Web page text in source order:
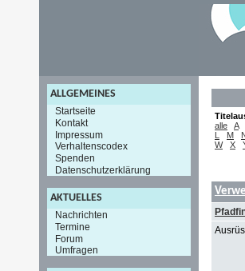
ALLGEMEINES
Startseite
Kontakt
Impressum
Verhaltenscodex
Spenden
Datenschutzerklärung
AKTUELLES
Nachrichten
Termine
Forum
Umfragen
alle
A
L
M
W
X